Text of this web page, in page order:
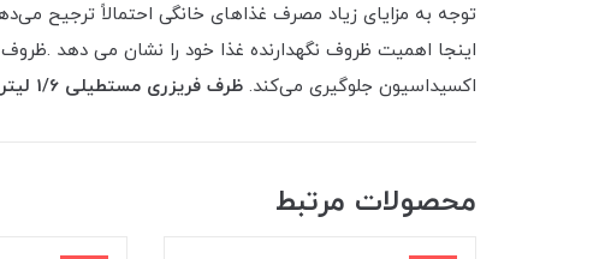
توجه به مزایای زیاد مصرف غذاهای خانگی احتمالاً ترجیح
اینجا اهمیت ظروف نگهدارنده غذا خود را نشان می ‌دهد
اکسیداسیون جلوگیری می‌کند. ظرف فریزری مستطیلی 1/6 لیتری لیمون
محصولات مرتبط